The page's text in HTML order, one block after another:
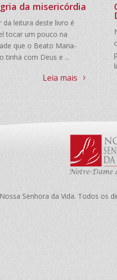
da misericórdia
da leitura deste livro é
tocar um pouco na
que o Beato Maria-
tinha com Deus e ...
Leia mais
Senhora da Vida. Todos os